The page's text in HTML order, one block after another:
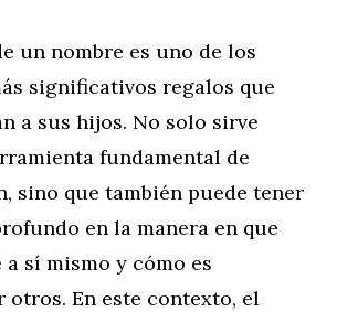
un nombre es uno de los
significativos regalos que
a sus hijos. No solo sirve
fundamental de
sino que también puede tener
en la manera en que
sí mismo y cómo es
En este contexto, el